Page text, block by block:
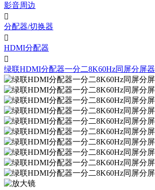
影音周边

分配器/切换器

HDMI分配器

绿联HDMI分配器一分二8K60Hz同屏分屏器